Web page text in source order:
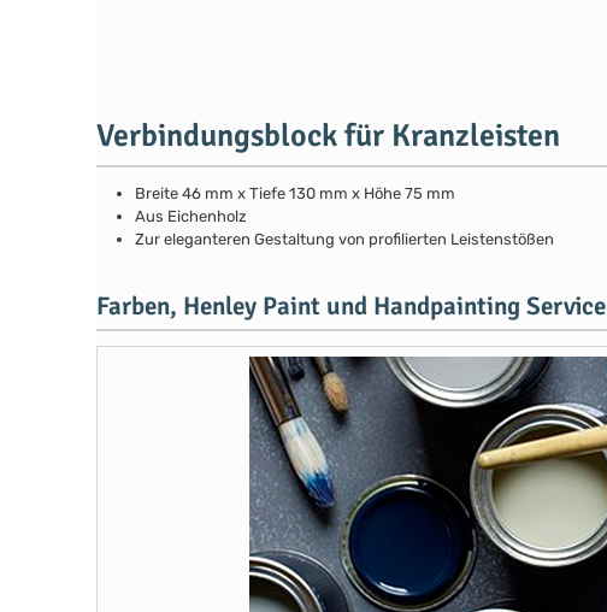
Verbindungsblock für Kranzleisten
Breite 46 mm x Tiefe 130 mm x Höhe 75 mm
Aus Eichenholz
Zur eleganteren Gestaltung von profilierten Leistenstößen
Farben, Henley Paint und Handpainting Service